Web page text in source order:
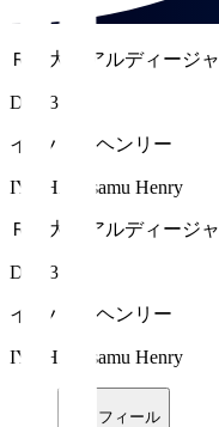
ＲＢ大宮アルディージャ
DF 13
イヨハ 理 ヘンリー
IYOHA Osamu Henry
ＲＢ大宮アルディージャ
DF 13
イヨハ 理 ヘンリー
IYOHA Osamu Henry
プロフィール